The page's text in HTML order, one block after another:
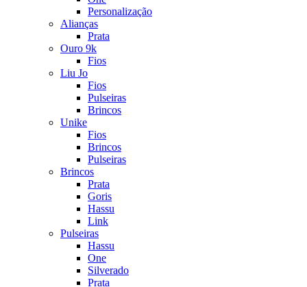
Personalização
Alianças
Prata
Ouro 9k
Fios
Liu Jo
Fios
Pulseiras
Brincos
Unike
Fios
Brincos
Pulseiras
Brincos
Prata
Goris
Hassu
Link
Pulseiras
Hassu
One
Silverado
Prata